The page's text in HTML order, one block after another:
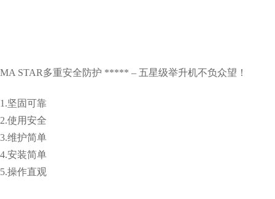
MA STAR多重安全防护 ***** – 五星级举升机不负众望！
1.坚固可靠
2.使用安全
3.维护简单
4.安装简单
5.操作直观